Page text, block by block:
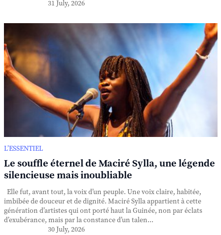
31 July, 2026
L’ESSENTIEL
Le souffle éternel de Maciré Sylla, une légende
silencieuse mais inoubliable
Elle fut, avant tout, la voix d’un peuple. Une voix claire, habitée,
imbibée de douceur et de dignité. Maciré Sylla appartient à cette
génération d’artistes qui ont porté haut la Guinée, non par éclats
d’exubérance, mais par la constance d’un talen...
30 July, 2026